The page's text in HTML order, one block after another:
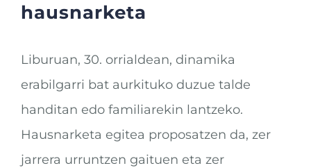
hausnarketa
Liburuan, 30. orrialdean, dinamika
erabilgarri bat aurkituko duzue talde
handitan edo familiarekin lantzeko.
Hausnarketa egitea proposatzen da, zer
jarrera urruntzen gaituen eta zer